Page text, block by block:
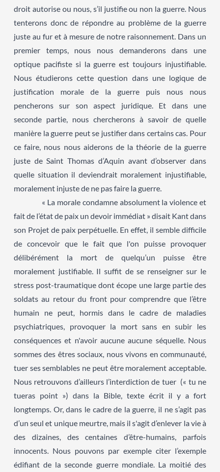
droit autorise ou nous, s’il justifie ou non la guerre. Nous
tenterons donc de répondre au problème de la guerre
juste au fur et à mesure de notre raisonnement. Dans un
premier temps, nous nous demanderons dans une
optique pacifiste si la guerre est toujours injustifiable.
Nous étudierons cette question dans une logique de
justification morale de la guerre puis nous nous
pencherons sur son aspect juridique. Et dans une
seconde partie, nous chercherons à savoir de quelle
manière la guerre peut se justifier dans certains cas. Pour
ce faire, nous nous aiderons de la théorie de la guerre
juste de Saint Thomas d’Aquin avant d’observer dans
quelle situation il deviendrait moralement injustifiable,
moralement injuste de ne pas faire la guerre.
« La morale condamne absolument la violence et
fait de l’état de paix un devoir immédiat » disait Kant dans
son Projet de paix perpétuelle. En effet, il semble difficile
de concevoir que le fait que l'on puisse provoquer
délibérément la mort de quelqu’un puisse être
moralement justifiable. Il suffit de se renseigner sur le
stress post-traumatique dont écope une large partie des
soldats au retour du front pour comprendre que l’être
humain ne peut, hormis dans le cadre de maladies
psychiatriques, provoquer la mort sans en subir les
conséquences et n'avoir aucune aucune séquelle. Nous
sommes des êtres sociaux, nous vivons en communauté,
tuer ses semblables ne peut être moralement acceptable.
Nous retrouvons d’ailleurs l’interdiction de tuer (« tu ne
tueras point ») dans la Bible, texte écrit il y a fort
longtemps. Or, dans le cadre de la guerre, il ne s’agit pas
d’un seul et unique meurtre, mais il s'agit d’enlever la vie à
des dizaines, des centaines d’être-humains, parfois
innocents. Nous pouvons par exemple citer l’exemple
édifiant de la seconde guerre mondiale. La moitié des